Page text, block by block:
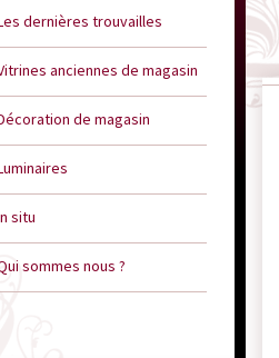
dernières trouvailles
anciennes de magasin
de magasin
situ
sommes nous ?